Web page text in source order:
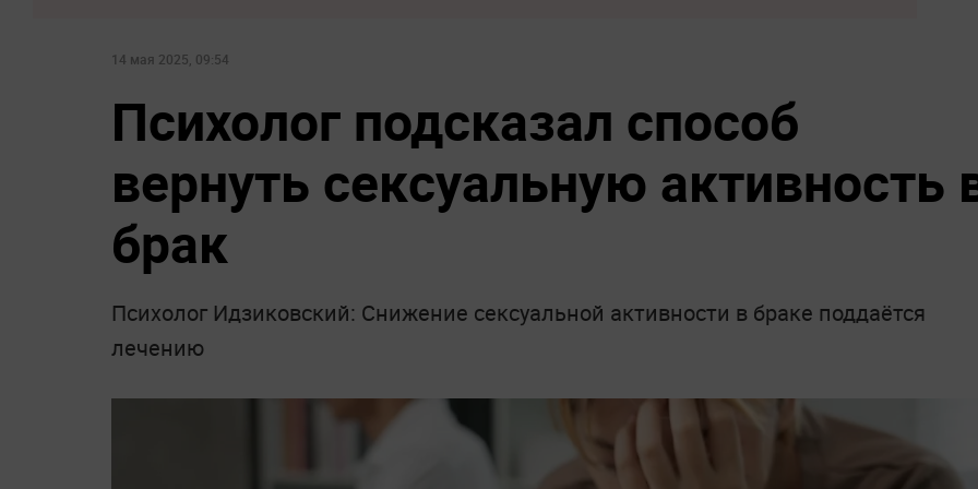
14 мая 2025, 09:54
Психолог подсказал способ
вернуть сексуальную активность
брак
Психолог Идзиковский: Снижение сексуальной активности в браке поддаётся
лечению